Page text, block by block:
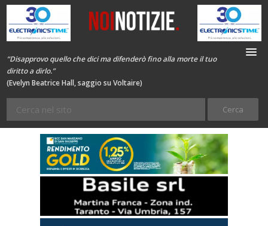
“Disapprovo quello che dici ma difenderò fino alla morte il tuo
diritto a dirlo.”
(Evelyn Beatrice Hall, saggio su Voltaire)